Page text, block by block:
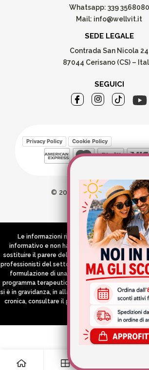
Whatsapp: 339 3568080
Mail: info@wellvit.it
SEDE LEGALE
Contrada San Nicola 24
87044 Cerisano (CS) –
SEGUICI
Privacy Policy Cookie Policy
© 2026 Wellvit All Rights
Credits:Aries comunica
Le informazioni riportate nel Sito hanno
informativo e non hanno in alcun modo né la
sostituire il parere del medico e/o specialista, di
professionisti del settore che devono in ogni
formulazione di una diagnosi o l’indicazione di
programma terapeutico e/o dietetico e/o di
si è in gravidanza, in allattamento o si stanno
cronica, consultare il proprio medico curante
integratore.